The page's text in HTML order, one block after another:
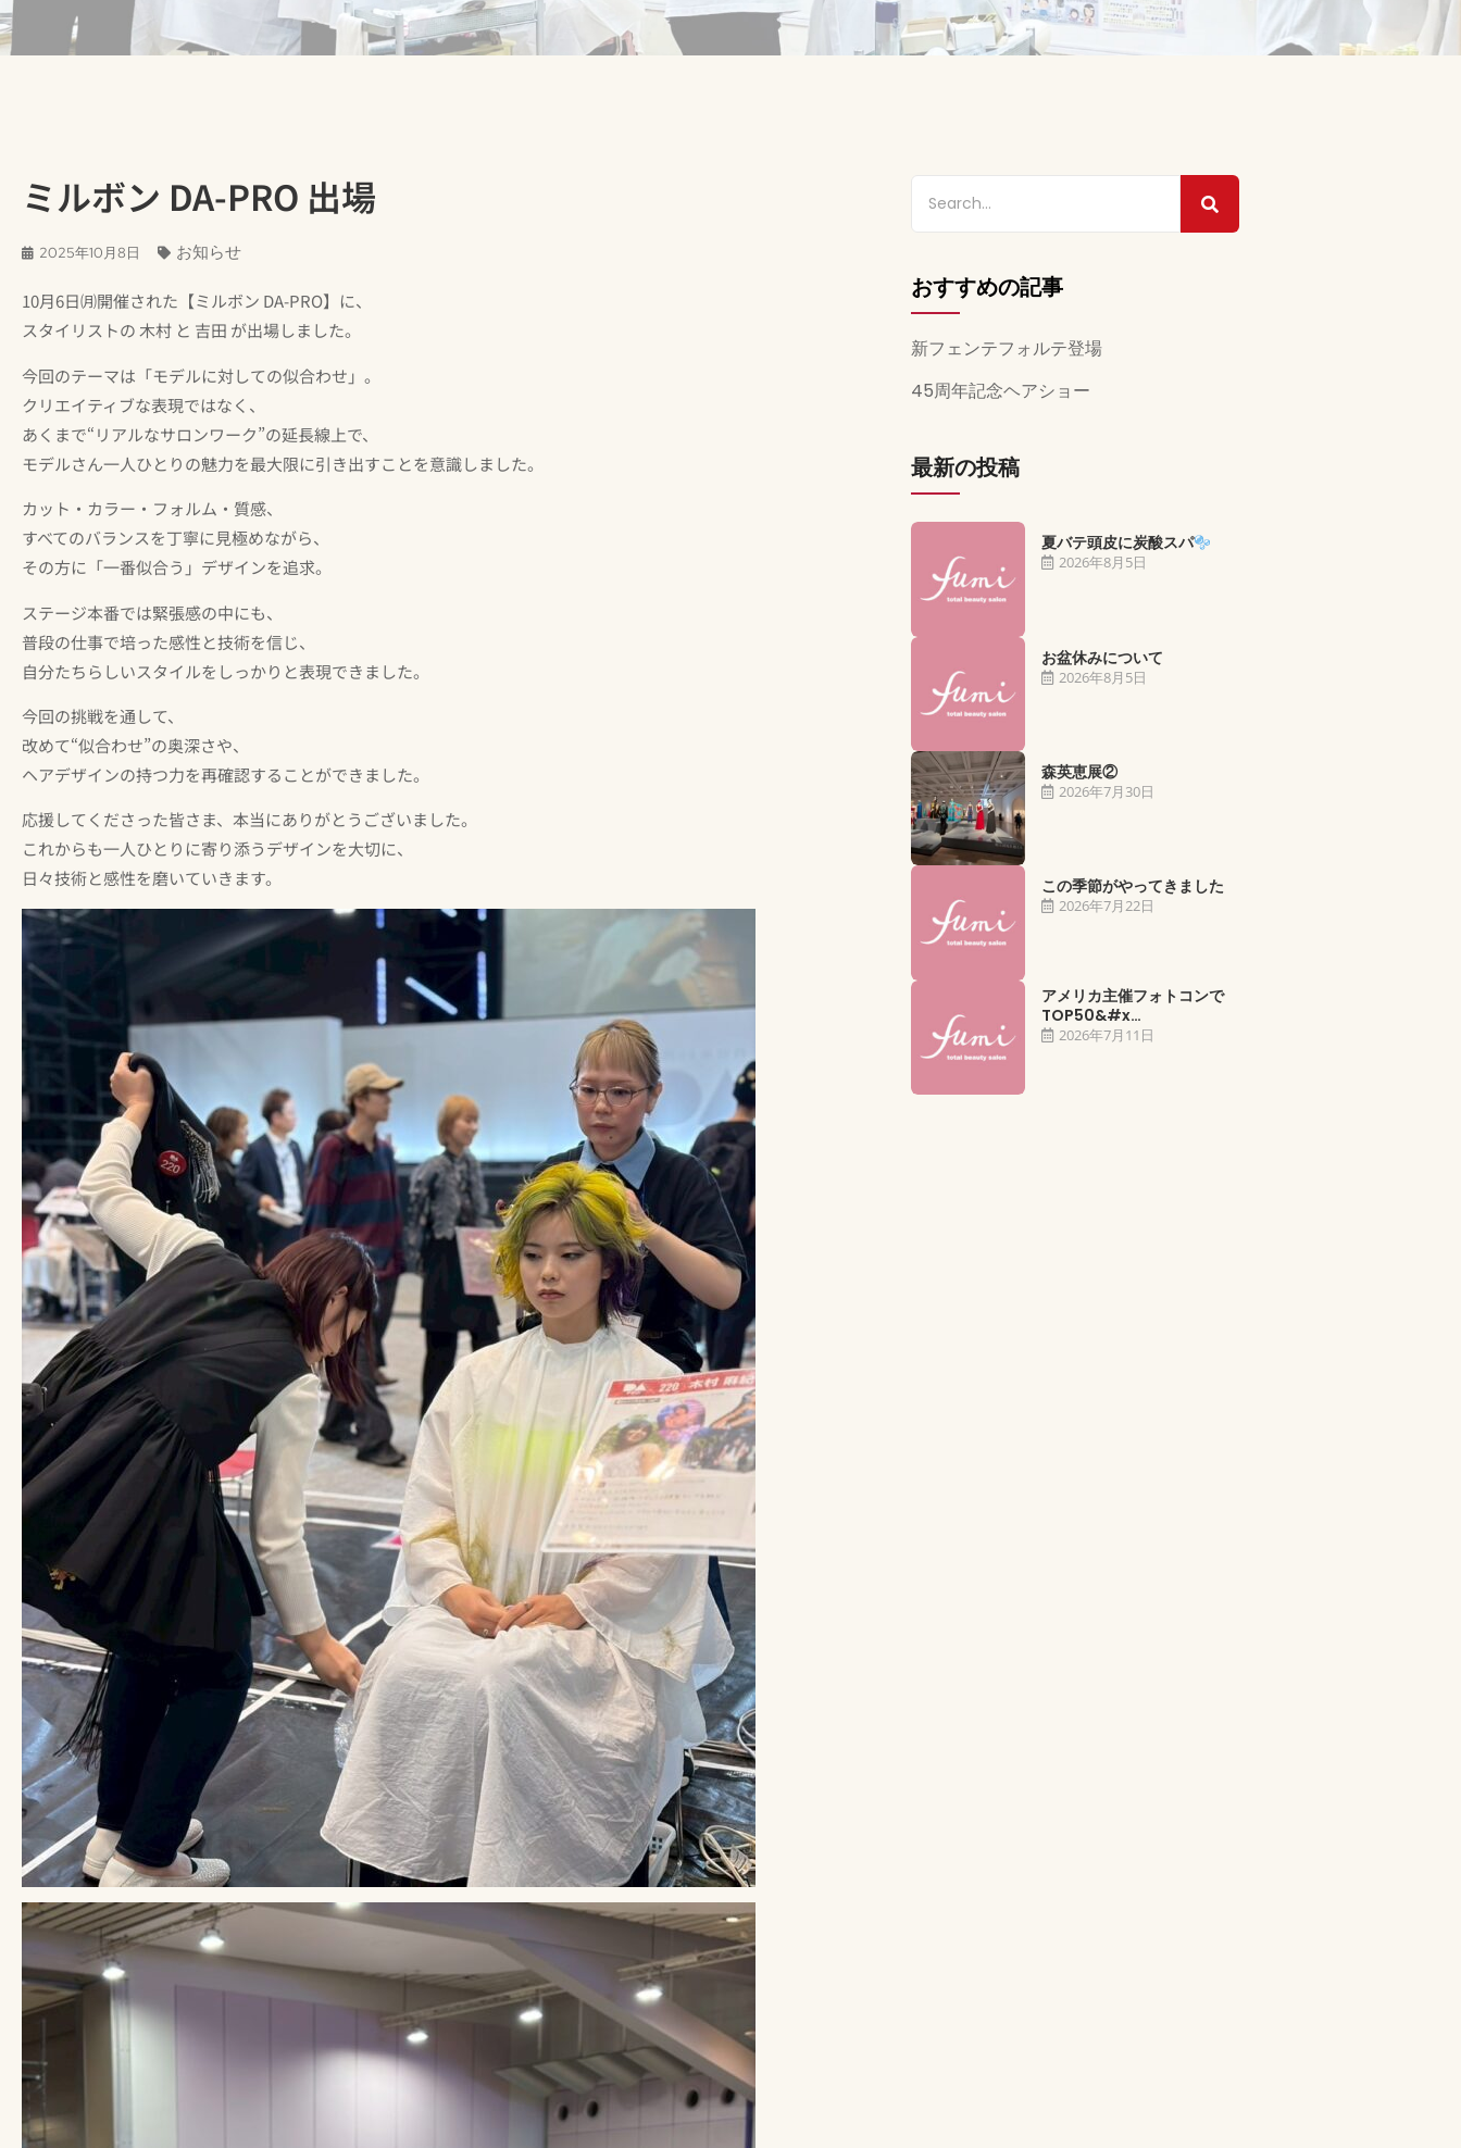
ミルボン DA-PRO 出場
2025年10月8日 お知らせ
10月6日㈪開催された【ミルボン DA-PRO】に、
スタイリストの 木村 と 吉田 が出場しました。
今回のテーマは「モデルに対しての似合わせ」。
クリエイティブな表現ではなく、
あくまで“リアルなサロンワーク”の延長線上で、
モデルさん一人ひとりの魅力を最大限に引き出すことを意識しました。
カット・カラー・フォルム・質感、
すべてのバランスを丁寧に見極めながら、
その方に「一番似合う」デザインを追求。
ステージ本番では緊張感の中にも、
普段の仕事で培った感性と技術を信じ、
自分たちらしいスタイルをしっかりと表現できました。
今回の挑戦を通して、
改めて“似合わせ”の奥深さや、
ヘアデザインの持つ力を再確認することができました。
応援してくださった皆さま、本当にありがとうございました。
これからも一人ひとりに寄り添うデザインを大切に、
日々技術と感性を磨いていきます。
おすすめの記事
新フェンテフォルテ登場
45周年記念ヘアショー
最新の投稿
夏バテ頭皮に炭酸スパ
2026年8月5日
お盆休みについて
2026年8月5日
森英恵展②
2026年7月30日
この季節がやってきました
2026年7月22日
アメリカ主催フォトコンで
TOP50&#x…
2026年7月11日